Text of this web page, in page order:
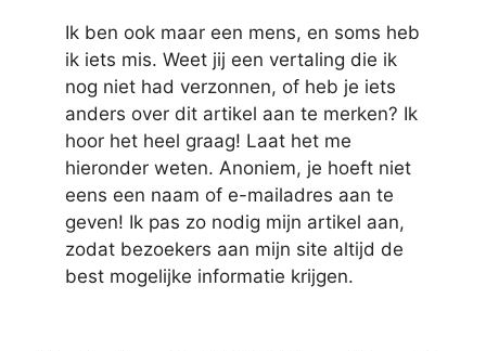
Ik ben ook maar een mens, en soms heb
ik iets mis. Weet jij een vertaling die ik
nog niet had verzonnen, of heb je iets
anders over dit artikel aan te merken? Ik
hoor het heel graag! Laat het me
hieronder weten. Anoniem, je hoeft niet
eens een naam of e-mailadres aan te
geven! Ik pas zo nodig mijn artikel aan,
zodat bezoekers aan mijn site altijd de
best mogelijke informatie krijgen.